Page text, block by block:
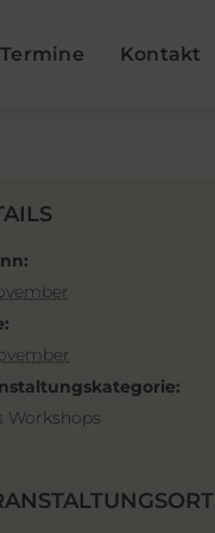
Termine Kontakt
Workshops